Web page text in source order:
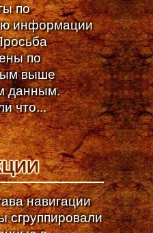
по
информации
по
выше
данным.
что...
навигации
сгруппировали